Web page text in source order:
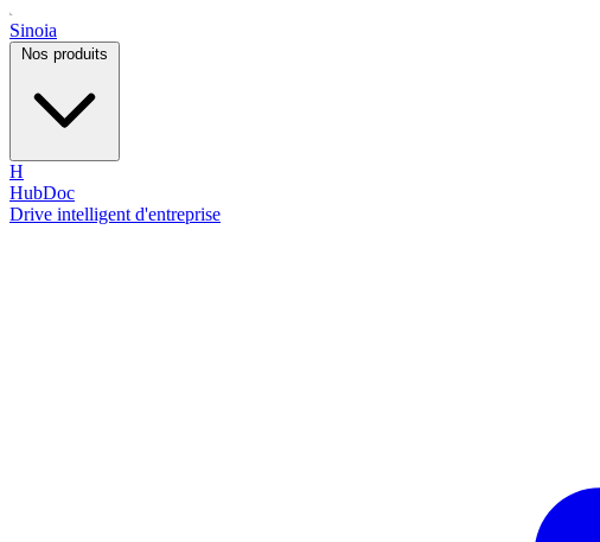
Sinoia
Nos produits
H
HubDoc
Drive intelligent d'entreprise